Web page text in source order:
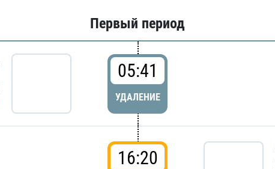
Первый период
05:41
УДАЛЕНИЕ
16:20